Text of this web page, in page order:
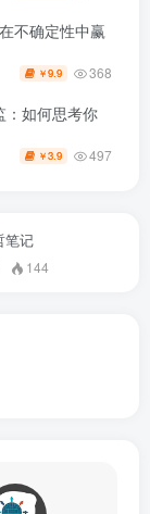
不确定性中赢
￥9.9 368
：如何思考你
￥3.9 497
笔记
144